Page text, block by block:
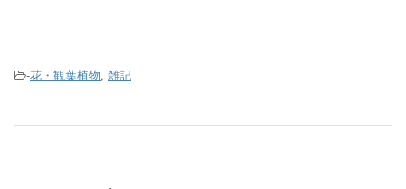
-花・観葉植物, 雑記